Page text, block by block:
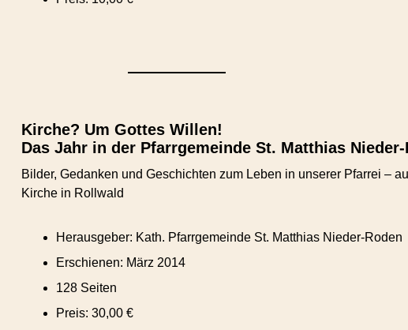
Kirche? Um Gottes Willen!
Das Jahr in der Pfarrgemeinde St. Matthias Nieder-
Bilder, Gedanken und Geschichten zum Leben in unserer Pfarrei –
Kirche in Rollwald
Herausgeber: Kath. Pfarrgemeinde St. Matthias Nieder-Roden
Erschienen: März 2014
128 Seiten
Preis: 30,00 €